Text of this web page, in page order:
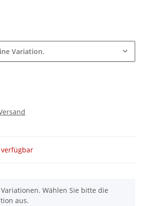
Variation.
Wählen Sie bitte die
aus.